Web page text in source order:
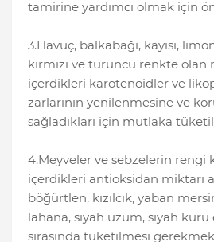
tamirine yardımcı olmak için
3.Havuç, balkabağı, kayısı,
kırmızı ve turuncu renkte olan
içerdikleri karotenoidler ve
zarlarının yenilenmesine ve
sağladıkları için mutlaka
4.Meyveler ve sebzelerin rengi
içerdikleri antioksidan miktarı
böğürtlen, kızılcık, yaban
lahana, siyah üzüm, siyah kuru
sırasında tüketilmesi